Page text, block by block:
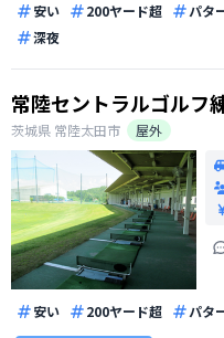
安い 200ヤード超 パタ
深夜
常陸セントラルゴルフ
茨城県 常陸太田市
屋外
安い 200ヤード超 パタ